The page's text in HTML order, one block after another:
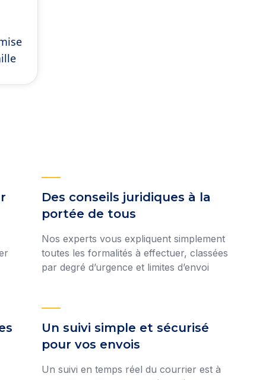
Des conseils juridiques à la
portée de tous
Nos experts vous expliquent simplement
toutes les formalités à effectuer, classées
par degré d’urgence et limites d’envoi
Un suivi simple et sécurisé
pour vos envois
Un suivi en temps réel du courrier est à